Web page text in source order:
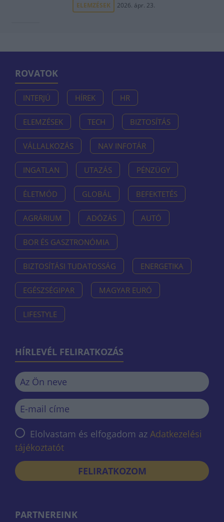
ELEMZÉSEK 2026. ápr. 23.
ROVATOK
INTERJÚ HÍREK HR
ELEMZÉSEK TECH BIZTOSÍTÁS
VÁLLALKOZÁS NAV INFOTÁR
INGATLAN UTAZÁS PÉNZÜGY
ÉLETMÓD GLOBÁL BEFEKTETÉS
AGRÁRIUM ADÓZÁS AUTÓ
BOR ÉS GASZTRONÓMIA
BIZTOSÍTÁSI TUDATOSSÁG ENERGETIKA
EGÉSZSÉGIPAR MAGYAR EURÓ
LIFESTYLE
HÍRLEVÉL FELIRATKOZÁS
Elolvastam és elfogadom az Adatkezelési
tájékoztatót
FELIRATKOZOM
PARTNEREINK